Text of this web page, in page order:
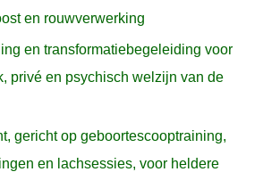
en rouwverwerking
en transformatiebegeleiding voor
privé en psychisch welzijn van de
gericht op geboortescooptraining,
en lachsessies, voor heldere